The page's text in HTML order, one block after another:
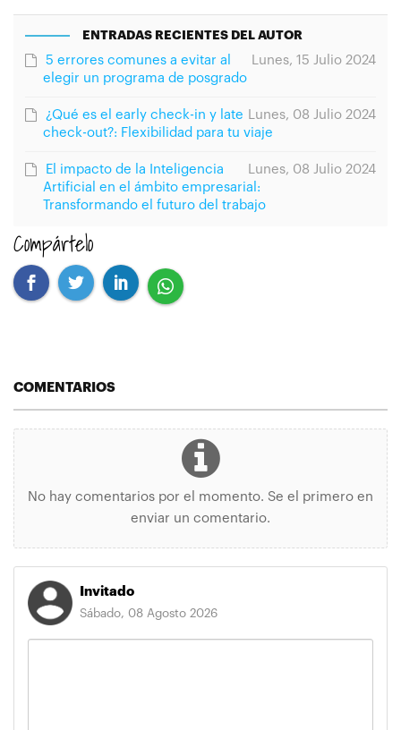
ENTRADAS RECIENTES DEL AUTOR
Lunes, 15 Julio 2024
5 errores comunes a evitar al
elegir un programa de posgrado
Lunes, 08 Julio 2024
¿Qué es el early check-in y late
check-out?: Flexibilidad para tu viaje
Lunes, 08 Julio 2024
El impacto de la Inteligencia
Artificial en el ámbito empresarial:
Transformando el futuro del trabajo
Compártelo
COMENTARIOS
No hay comentarios por el momento. Se el primero en
enviar un comentario.
Invitado
Sábado, 08 Agosto 2026